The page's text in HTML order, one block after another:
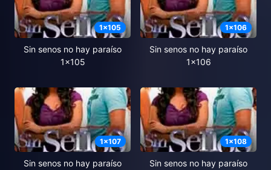
1x105
Sin senos no hay paraíso
1x105
1x106
Sin senos no hay paraíso
1x106
1x107
Sin senos no hay paraíso
1x108
Sin senos no hay paraíso